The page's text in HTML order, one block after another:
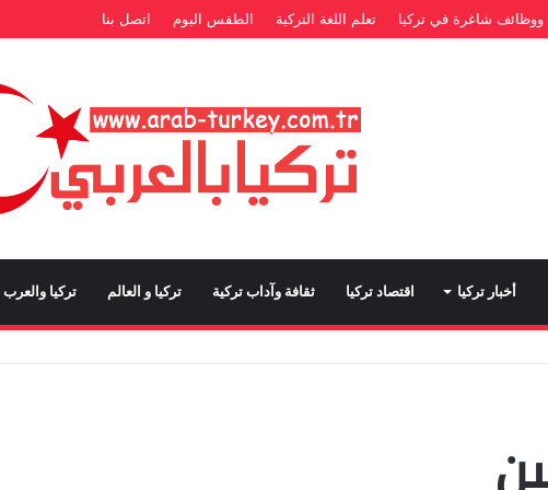
شاغرة في تركيا تعلم اللغة التركية الطقس اليوم اتصل بنا
أخبار تركيا اقتصاد تركيا ثقافة وآداب تركية تركيا و العالم تركيا والعرب